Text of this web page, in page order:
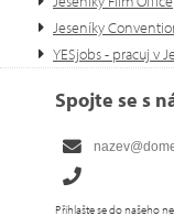
Jeseníky
YESjobs - pracuj v
Spojte se s
Přihlašte se do našeho